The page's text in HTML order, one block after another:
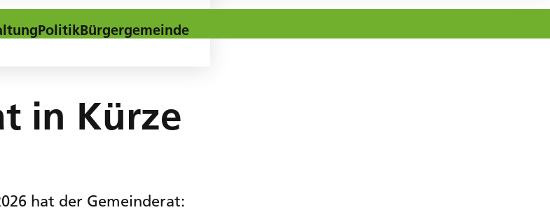
PolitikBürgergemeinde
in Kürze
hat der Gemeinderat: